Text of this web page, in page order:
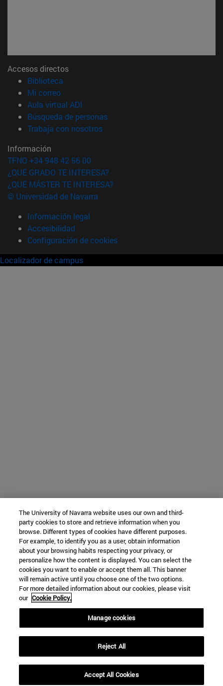
Accesos directos
Biblioteca
Mi correo(abre en nueva ventana)
Aula virtual ADI
Búsqueda de personas(abre en nueva ventana)
Trabaja con nosotros(abre en nueva ventana)
Información
TFNO +34 948 42 56 00
¿QUÉ GRADO TE INTERESA?
¿QUÉ MÁSTER TE INTERESA?
© Universidad de Navarra
Información legal
Accesibilidad
Configuración de cookies
Localizador de campus
The University of Navarra website uses our own and third-
party cookies to store and retrieve information when you
browse. Different types of cookies have different purposes.
For example, to identify you as a user, obtain information
about your browsing habits respecting your privacy, or
personalize how the content is displayed. You can select the
cookies you want to enable or accept them all. This banner
will remain active until you choose one of the two options.
For more detailed information about our cookies, please visit
our Cookie Policy.
Manage cookies
Reject All
Accept All Cookies